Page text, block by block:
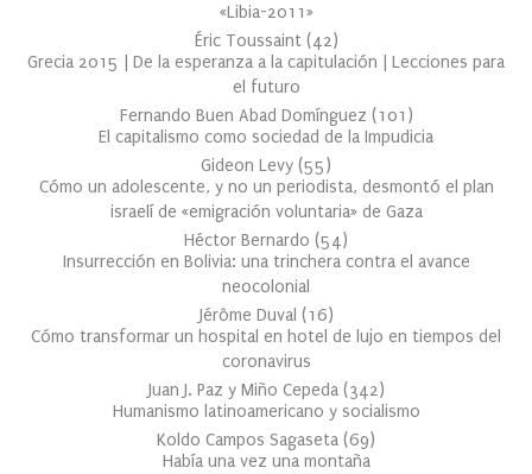
«Libia-2011»
Éric Toussaint (42)
Grecia 2015 | De la esperanza a la capitulación | Lecciones para
el futuro
Fernando Buen Abad Domínguez (101 )
El capitalismo como sociedad de la Impudicia
Gideon Levy (55)
Cómo un adolescente, y no un periodista, desmontó el plan
israelí de «emigración voluntaria» de Gaza
Héctor Bernardo (54)
Insurrección en Bolivia: una trinchera contra el avance
neocolonial
Jérôme Duval (16)
Cómo transformar un hospital en hotel de lujo en tiempos del
coronavirus
Juan J. Paz y Miño Cepeda (342)
Humanismo latinoamericano y socialismo
Koldo Campos Sagaseta (69)
Había una vez una montaña